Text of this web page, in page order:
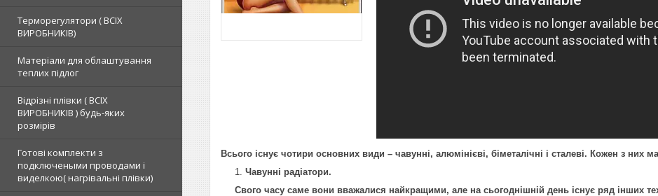
Терморегулятори ( ВСІХ
ВИРОБНИКІВ)
Матеріали для облаштування
теплих підлог
Відрізні плівки ( ВСІХ
ВИРОБНИКІВ ) будь-яких
розмірів
Готові комплекти з
подключеными проводами і
виделкою( нагрівальні плівки)
Всього існує чотири основних види – чавунні, алюмінієві, біметалічні і сталеві. Кожен з них
Чавунні радіатори.
Свого часу саме вони вважалися найкращими, але на сьогоднішній день існує ряд інших